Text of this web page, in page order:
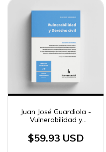
Juan José Guardiola -
Vulnerabilidad y
$59.93 USD